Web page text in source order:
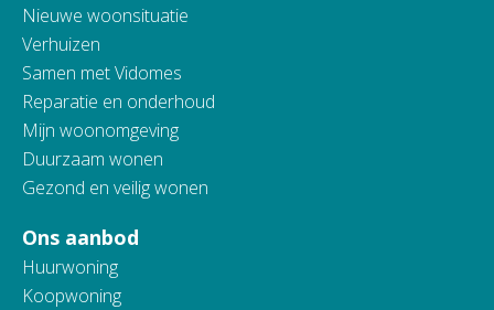
Nieuwe woonsituatie
Verhuizen
Samen met Vidomes
Reparatie en onderhoud
Mijn woonomgeving
Duurzaam wonen
Gezond en veilig wonen
Ons aanbod
Huurwoning
Koopwoning